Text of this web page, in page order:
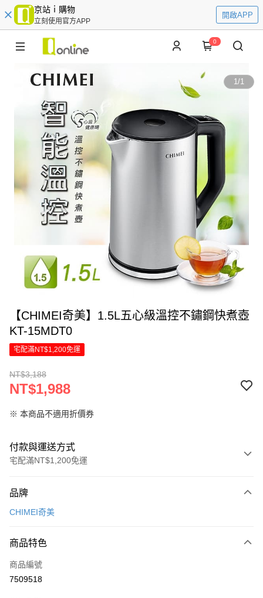
京站ｉ購物
立刻使用官方APP
開啟APP
0
1/1
【CHIMEI奇美】1.5L五心級溫控不鏽鋼快煮壺
KT-15MDT0
宅配滿NT$1,200免運
NT$3,188
NT$1,988
※ 本商品不適用折價券
付款與運送方式
宅配滿NT$1,200免運
信用卡一次付款
6 期 0 利率 每期
合作金庫商業銀行
上海商業儲蓄銀行
LINE Pay
Apple Pay
品牌
CHIMEI奇美
商品特色
商品編號
7509518